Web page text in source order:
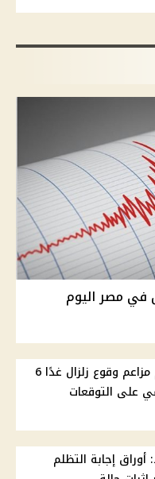
في مصر اليوم
البحوث الفلكية تحسم مزاعم وقوع زلزال غدًا 6
على التوقعات
محمد: أوراق إجابة التظلم